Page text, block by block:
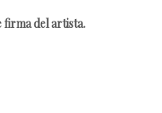
firma del artista.